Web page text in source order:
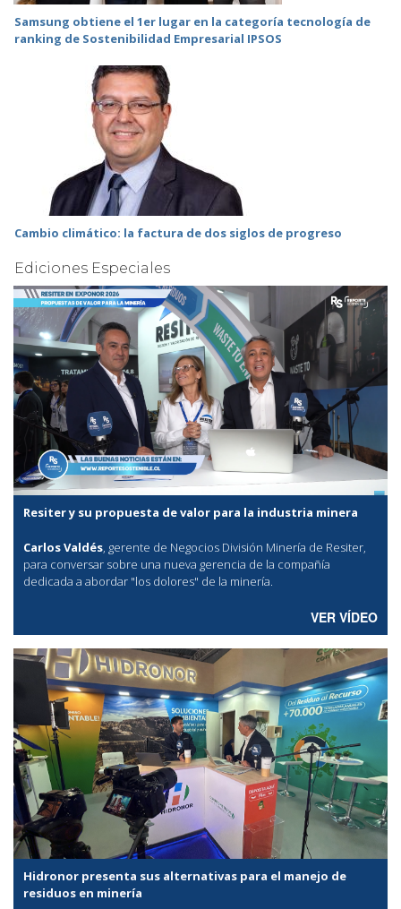
Samsung obtiene el 1er lugar en la categoría tecnología de
ranking de Sostenibilidad Empresarial IPSOS
Cambio climático: la factura de dos siglos de progreso
Ediciones Especiales
Resiter y su propuesta de valor para la industria minera
Carlos Valdés, gerente de Negocios División Minería de Resiter,
para conversar sobre una nueva gerencia de la compañía
dedicada a abordar "los dolores" de la minería.
VER VÍDEO
Hidronor presenta sus alternativas para el manejo de
residuos en minería